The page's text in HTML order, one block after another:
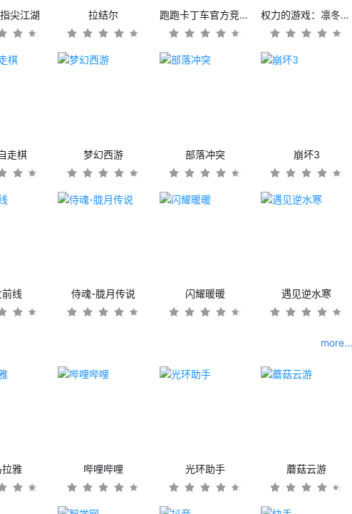
尖江湖 拉结尔 跑跑卡丁车官方竞速版 权力的游戏：凛冬将至
走棋 梦幻西游 部落冲突 崩坏3
线 侍魂-胧月传说 闪耀暖暖 遇见逆水寒
more...
雅 哔哩哔哩 光环助手 蘑菇云游